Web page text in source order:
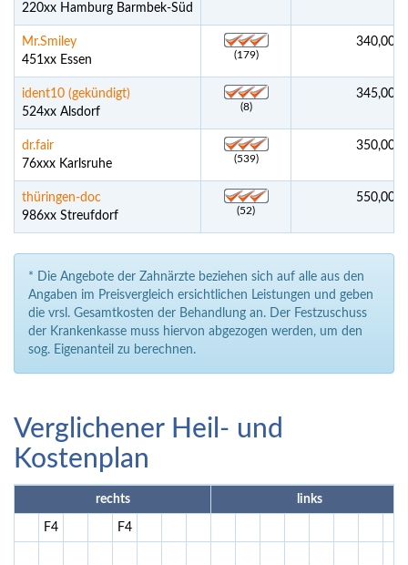
220xx Hamburg Barmbek-Süd
Mr.Smiley
451xx Essen
(179)
340,00 €
ident10 (gekündigt)
524xx Alsdorf
(8)
345,00 €
dr.fair
76xxx Karlsruhe
(539)
350,00 €
thüringen-doc
986xx Streufdorf
(52)
550,00 €
* Die Angebote der Zahnärzte beziehen sich auf alle aus den
Angaben im Preisvergleich ersichtlichen Leistungen und geben
die vrsl. Gesamtkosten der Behandlung an. Der Festzuschuss
der Krankenkasse muss hiervon abgezogen werden, um den
sog. Eigenanteil zu berechnen.
Verglichener Heil- und
Kostenplan
rechts links
F4 F4